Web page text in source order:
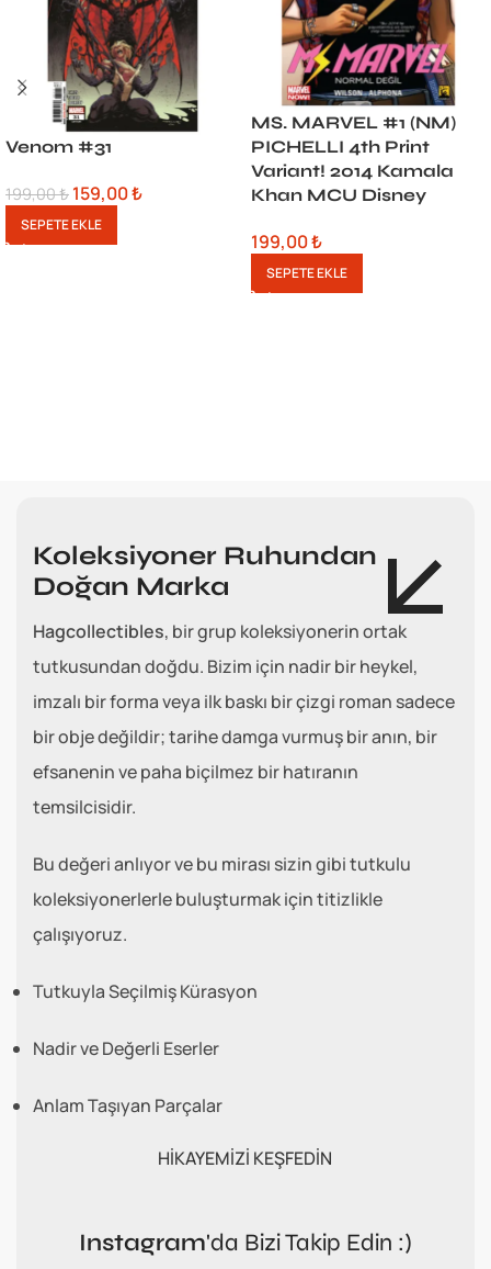
Venom #31
199,00₺ 159,00₺
SEPETE EKLE
MS. MARVEL #1 (NM)
PICHELLI 4th Print
Variant! 2014 Kamala
Khan MCU Disney
199,00₺
SEPETE EKLE
Koleksiyoner Ruhundan
Doğan Marka
Hagcollectibles, bir grup koleksiyonerin ortak
tutkusundan doğdu. Bizim için nadir bir heykel,
imzalı bir forma veya ilk baskı bir çizgi roman sadece
bir obje değildir; tarihe damga vurmuş bir anın, bir
efsanenin ve paha biçilmez bir hatıranın
temsilcisidir.
Bu değeri anlıyor ve bu mirası sizin gibi tutkulu
koleksiyonerlerle buluşturmak için titizlikle
çalışıyoruz.
Tutkuyla Seçilmiş Kürasyon
Nadir ve Değerli Eserler
Anlam Taşıyan Parçalar
HİKAYEMİZİ KEŞFEDİN
Instagram'da Bizi Takip Edin :)